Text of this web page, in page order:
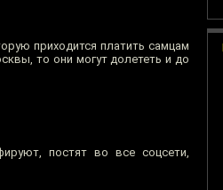
приходится платить самцам
то они могут долететь и до
постят во все соцсети,